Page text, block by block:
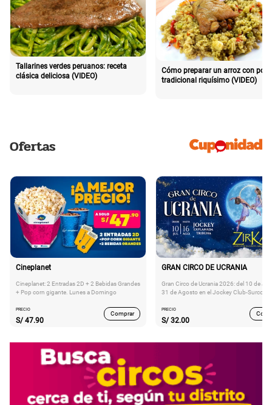
Tallarines verdes peruanos: receta
clásica deliciosa (VIDEO)
Cómo preparar un arroz con pollo
tradicional riquísimo (VIDEO)
Ofertas
Cineplanet
Cineplanet: 2 Entradas 2D + 2 Bebidas Grandes
+ Pop corn gigante. Lunes a Domingo
PRECIO
S/ 47.90
Comprar
GRAN CIRCO DE UCRANIA
Gran Circo de Ucrania 2026: del 10 de
31 de Agosto en el Jockey Club-Surco
PRECIO
S/ 32.00